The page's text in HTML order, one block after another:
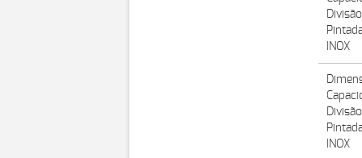
INOX
INOX